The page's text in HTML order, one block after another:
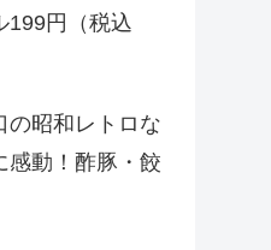
199円（税込
の昭和レトロな
感動！酢豚・餃